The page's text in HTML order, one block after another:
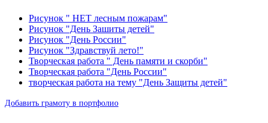
Рисунок " НЕТ лесным пожарам"
Рисунок "День Зашиты детей"
Рисунок "День России"
Рисунок "Здравствуй лето!"
Творческая работа " День памяти и скорби"
Творческая работа "День России"
творческая работа на тему "День Защиты детей"
Добавить грамоту в портфолио